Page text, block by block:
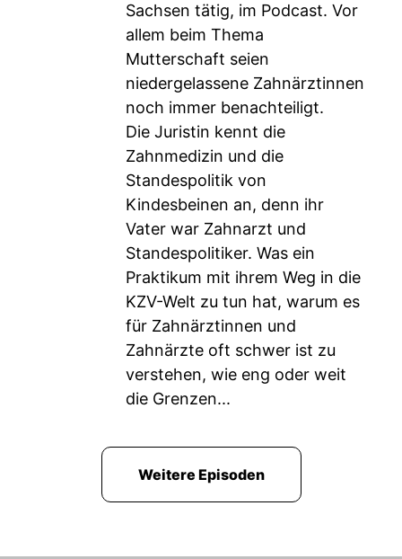
Sachsen tätig, im Podcast. Vor
allem beim Thema
Mutterschaft seien
niedergelassene Zahnärztinnen
noch immer benachteiligt.
Die Juristin kennt die
Zahnmedizin und die
Standespolitik von
Kindesbeinen an, denn ihr
Vater war Zahnarzt und
Standespolitiker. Was ein
Praktikum mit ihrem Weg in die
KZV-Welt zu tun hat, warum es
für Zahnärztinnen und
Zahnärzte oft schwer ist zu
verstehen, wie eng oder weit
die Grenzen...
Weitere Episoden